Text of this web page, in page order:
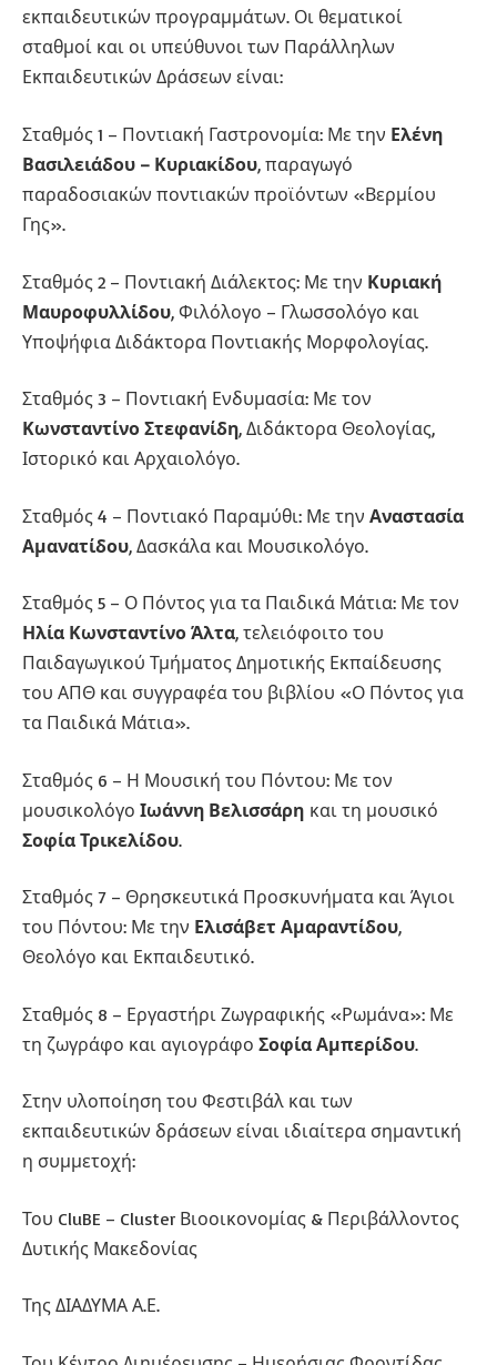
εκπαιδευτικών προγραμμάτων. Οι θεματικοί
σταθμοί και οι υπεύθυνοι των Παράλληλων
Εκπαιδευτικών Δράσεων είναι:
Σταθμός 1 – Ποντιακή Γαστρονομία: Με την Ελένη
Βασιλειάδου – Κυριακίδου, παραγωγό
παραδοσιακών ποντιακών προϊόντων «Βερμίου
Γης».
Σταθμός 2 – Ποντιακή Διάλεκτος: Με την Κυριακή
Μαυροφυλλίδου, Φιλόλογο – Γλωσσολόγο και
Υποψήφια Διδάκτορα Ποντιακής Μορφολογίας.
Σταθμός 3 – Ποντιακή Ενδυμασία: Με τον
Κωνσταντίνο Στεφανίδη, Διδάκτορα Θεολογίας,
Ιστορικό και Αρχαιολόγο.
Σταθμός 4 – Ποντιακό Παραμύθι: Με την Αναστασία
Αμανατίδου, Δασκάλα και Μουσικολόγο.
Σταθμός 5 – Ο Πόντος για τα Παιδικά Μάτια: Με τον
Ηλία Κωνσταντίνο Άλτα, τελειόφοιτο του
Παιδαγωγικού Τμήματος Δημοτικής Εκπαίδευσης
του ΑΠΘ και συγγραφέα του βιβλίου «Ο Πόντος για
τα Παιδικά Μάτια».
Σταθμός 6 – Η Μουσική του Πόντου: Με τον
μουσικολόγο Ιωάννη Βελισσάρη και τη μουσικό
Σοφία Τρικελίδου.
Σταθμός 7 – Θρησκευτικά Προσκυνήματα και Άγιοι
του Πόντου: Με την Ελισάβετ Αμαραντίδου,
Θεολόγο και Εκπαιδευτικό.
Σταθμός 8 – Εργαστήρι Ζωγραφικής «Ρωμάνα»: Με
τη ζωγράφο και αγιογράφο Σοφία Αμπερίδου.
Στην υλοποίηση του Φεστιβάλ και των
εκπαιδευτικών δράσεων είναι ιδιαίτερα σημαντική
η συμμετοχή:
Του CluBE – Cluster Βιοοικονομίας & Περιβάλλοντος
Δυτικής Μακεδονίας
Της ΔΙΑΔΥΜΑ Α.Ε.